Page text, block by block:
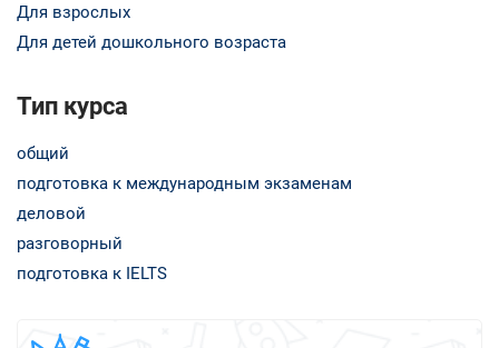
Для взрослых
Для детей дошкольного возраста
Тип курса
общий
подготовка к международным экзаменам
деловой
разговорный
подготовка к IELTS